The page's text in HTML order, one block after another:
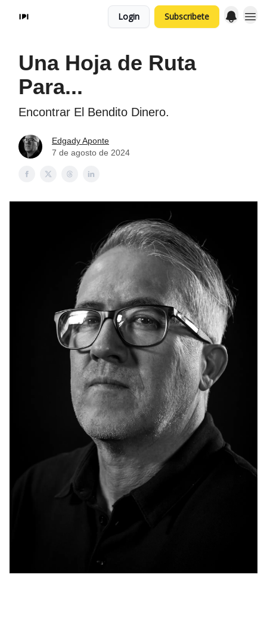
Login Subscribete
Una Hoja de Ruta
Para...
Encontrar El Bendito Dinero.
Edgady Aponte
7 de agosto de 2024